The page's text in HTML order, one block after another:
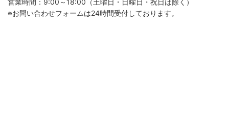
※お問い合わせフォームは24時間受付しております。